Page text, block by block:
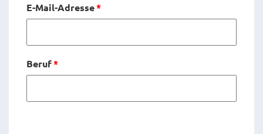
E-Mail-Adresse*
Beruf*